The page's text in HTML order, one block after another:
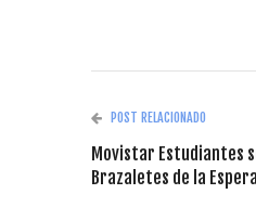
POST RELACIONADO
Movistar Estudiantes
Brazaletes de la